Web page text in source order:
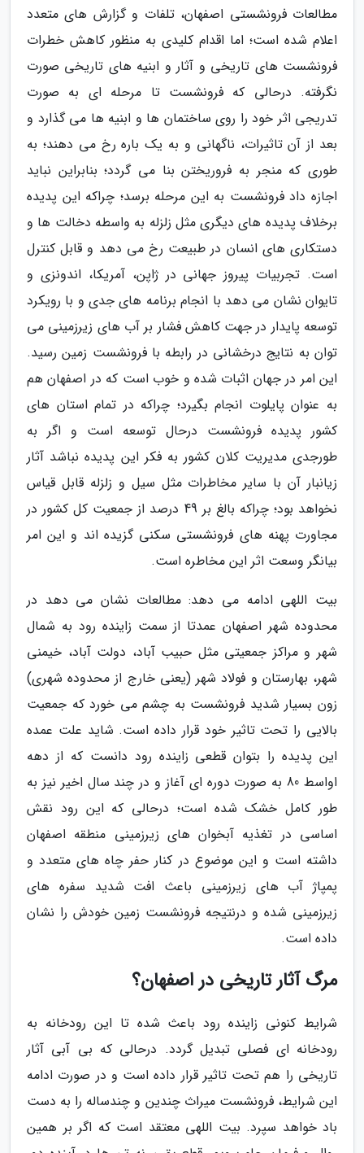
مطالعات فرونشستی اصفهان، تلفات و گزارش های متعدد
اعلام شده است؛ اما اقدام کلیدی به منظور کاهش خطرات
فرونشست های تاریخی و آثار و ابنیه های تاریخی صورت
نگرفته. درحالی که فرونشست تا مرحله ای به صورت
تدریجی اثر خود را روی ساختمان ها و ابنیه ها می گذارد و
بعد از آن تاثیرات، ناگهانی و به یک باره رخ می دهند؛ به
طوری که منجر به فروریختن بنا می گردد؛ بنابراین نباید
اجازه داد فرونشست به این مرحله برسد؛ چراکه این پدیده
برخلاف پدیده های دیگری مثل زلزله به واسطه دخالت ها و
دستکاری های انسان در طبیعت رخ می دهد و قابل کنترل
است. تجربیات پیروز جهانی در ژاپن، آمریکا، اندونزی و
تایوان نشان می دهد با انجام برنامه های جدی و با رویکرد
توسعه پایدار در جهت کاهش فشار بر آب های زیرزمینی می
توان به نتایج درخشانی در رابطه با فرونشست زمین رسید.
این امر در جهان اثبات شده و خوب است که در اصفهان هم
به عنوان پایلوت انجام بگیرد؛ چراکه در تمام استان های
کشور پدیده فرونشست درحال توسعه است و اگر به
طورجدی مدیریت کلان کشور به فکر این پدیده نباشد آثار
زیانبار آن با سایر مخاطرات مثل سیل و زلزله قابل قیاس
نخواهد بود؛ چراکه بالغ بر 49 درصد از جمعیت کل کشور در
مجاورت پهنه های فرونشستی سکنی گزیده اند و این امر
بیانگر وسعت اثر این مخاطره است.
بیت اللهی ادامه می دهد: مطالعات نشان می دهد در
محدوده شهر اصفهان عمدتا از سمت زاینده رود به شمال
شهر و مراکز جمعیتی مثل حبیب آباد، دولت آباد، خیمنی
شهر، بهارستان و فولاد شهر (یعنی خارج از محدوده شهری)
زون بسیار شدید فرونشست به چشم می خورد که جمعیت
بالایی را تحت تاثیر خود قرار داده است. شاید علت عمده
این پدیده را بتوان قطعی زاینده رود دانست که از دهه
اواسط 80 به صورت دوره ای آغاز و در چند سال اخیر نیز به
طور کامل خشک شده است؛ درحالی که این رود نقش
اساسی در تغذیه آبخوان های زیرزمینی منطقه اصفهان
داشته است و این موضوع در کنار حفر چاه های متعدد و
پمپاژ آب های زیرزمینی باعث افت شدید سفره های
زیرزمینی شده و درنتیجه فرونشست زمین خودش را نشان
داده است.
مرگ آثار تاریخی در اصفهان؟
شرایط کنونی زاینده رود باعث شده تا این رودخانه به
رودخانه ای فصلی تبدیل گردد. درحالی که بی آبی آثار
تاریخی را هم تحت تاثیر قرار داده است و در صورت ادامه
این شرایط، فرونشست میراث چندین و چندساله را به دست
باد خواهد سپرد. بیت اللهی معتقد است که اگر بر همین